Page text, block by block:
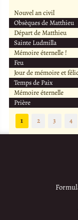
Nouvel an civil
Obsèques de Matthieu
Départ de Matthieu
Sainte Ludmilla
Mémoire éternelle !
Feu
Jour de mémoire et
Temps de Paix
Mémoire éternelle
Prière
1
2 3 4